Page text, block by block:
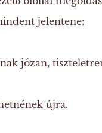
jelentene:
józan,
újra.